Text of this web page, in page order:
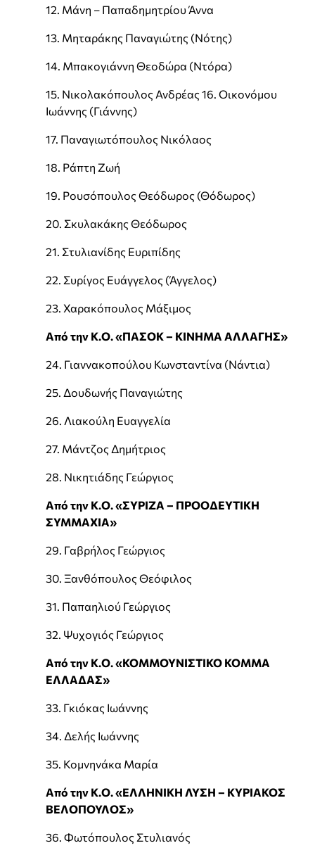
12. Μάνη – Παπαδημητρίου Άννα
13. Μηταράκης Παναγιώτης (Νότης)
14. Μπακογιάννη Θεοδώρα (Ντόρα)
15. Νικολακόπουλος Ανδρέας 16. Οικονόμου
Ιωάννης (Γιάννης)
17. Παναγιωτόπουλος Νικόλαος
18. Ράπτη Ζωή
19. Ρουσόπουλος Θεόδωρος (Θόδωρος)
20. Σκυλακάκης Θεόδωρος
21. Στυλιανίδης Ευριπίδης
22. Συρίγος Ευάγγελος (Άγγελος)
23. Χαρακόπουλος Μάξιμος
Από την Κ.Ο. «ΠΑΣΟΚ – ΚΙΝΗΜΑ ΑΛΛΑΓΗΣ»
24. Γιαννακοπούλου Κωνσταντίνα (Νάντια)
25. Δουδωνής Παναγιώτης
26. Λιακούλη Ευαγγελία
27. Μάντζος Δημήτριος
28. Νικητιάδης Γεώργιος
Από την Κ.Ο. «ΣΥΡΙΖΑ – ΠΡΟΟΔΕΥΤΙΚΗ
ΣΥΜΜΑΧΙΑ»
29. Γαβρήλος Γεώργιος
30. Ξανθόπουλος Θεόφιλος
31. Παπαηλιού Γεώργιος
32. Ψυχογιός Γεώργιος
Από την Κ.Ο. «ΚΟΜΜΟΥΝΙΣΤΙΚΟ ΚΟΜΜΑ
ΕΛΛΑΔΑΣ»
33. Γκιόκας Ιωάννης
34. Δελής Ιωάννης
35. Κομνηνάκα Μαρία
Από την Κ.Ο. «ΕΛΛΗΝΙΚΗ ΛΥΣΗ – ΚΥΡΙΑΚΟΣ
ΒΕΛΟΠΟΥΛΟΣ»
36. Φωτόπουλος Στυλιανός